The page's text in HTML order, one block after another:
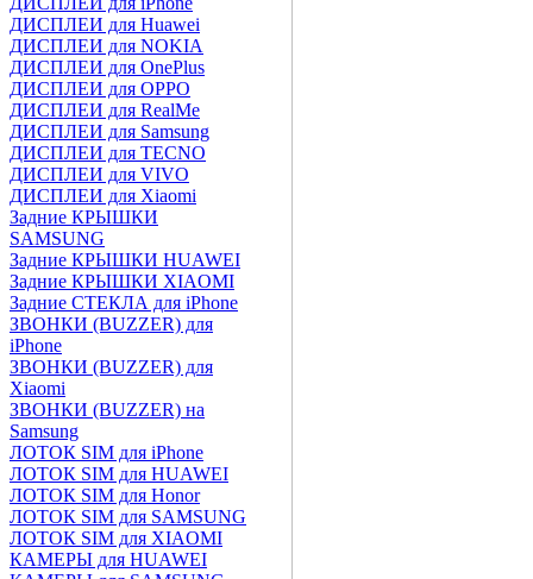
ДИСПЛЕИ для Huawei
ДИСПЛЕИ для NOKIA
ДИСПЛЕИ для OnePlus
ДИСПЛЕИ для OPPO
ДИСПЛЕИ для RealMe
ДИСПЛЕИ для Samsung
ДИСПЛЕИ для TECNO
ДИСПЛЕИ для VIVO
ДИСПЛЕИ для Xiaomi
Задние КРЫШКИ
SAMSUNG
Задние КРЫШКИ HUAWEI
Задние КРЫШКИ XIAOMI
Задние СТЕКЛА для iPhone
ЗВОНКИ (BUZZER) для
iPhone
ЗВОНКИ (BUZZER) для
Xiaomi
ЗВОНКИ (BUZZER) на
Samsung
ЛОТОК SIM для iPhone
ЛОТОК SIM для HUAWEI
ЛОТОК SIM для Honor
ЛОТОК SIM для SAMSUNG
ЛОТОК SIM для XIAOMI
КАМЕРЫ для HUAWEI